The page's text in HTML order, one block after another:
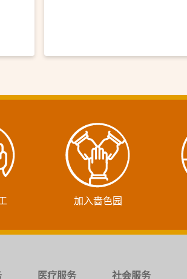
加入啬色园
医疗服务 社会服务